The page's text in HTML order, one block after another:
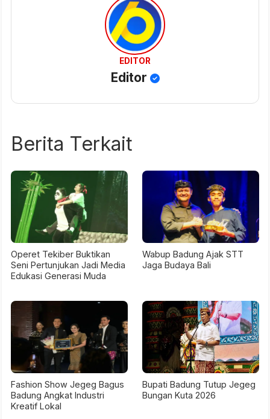
EDITOR
Editor
Berita Terkait
Operet Tekiber Buktikan
Seni Pertunjukan Jadi Media
Edukasi Generasi Muda
Wabup Badung Ajak STT
Jaga Budaya Bali
Fashion Show Jegeg Bagus
Badung Angkat Industri
Kreatif Lokal
Bupati Badung Tutup Jegeg
Bungan Kuta 2026